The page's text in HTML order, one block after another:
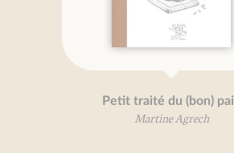
Grand traité des herbes
aromatiques